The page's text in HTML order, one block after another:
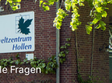
Fragen